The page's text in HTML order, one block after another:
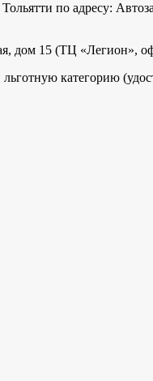
по адресу:
дом 15 (ТЦ «Легион»,
категорию